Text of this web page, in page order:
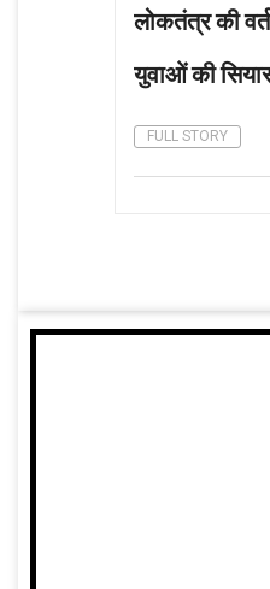
लोकतंत्र की
युवाओं की
FULL STORY